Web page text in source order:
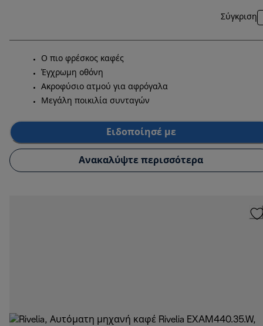
Σύγκριση
Ο πιο φρέσκος καφές
Έγχρωμη οθόνη
Ακροφύσιο ατμού για αφρόγαλα
Μεγάλη ποικιλία συνταγών
Ειδοποίησέ με
Ανακαλύψτε περισσότερα